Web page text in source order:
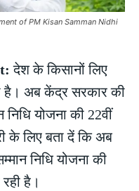
of PM Kisan Samman Nidhi
देश के किसानों लिए
है। अब केंद्र सरकार की
योजना की 22वीं
के लिए बता दें कि अब
निधि योजना की
है।